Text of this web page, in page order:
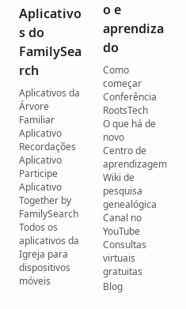
Aplicativo
s do
FamilySea
rch
Aplicativos da
Árvore
Familiar
Aplicativo
Recordações
Aplicativo
Participe
Aplicativo
Together by
FamilySearch
Todos os
aplicativos da
Igreja para
dispositivos
móveis
o e
aprendiza
do
Como
começar
Conferência
RootsTech
O que há de
novo
Centro de
aprendizagem
Wiki de
pesquisa
genealógica
Canal no
YouTube
Consultas
virtuais
gratuitas
Blog